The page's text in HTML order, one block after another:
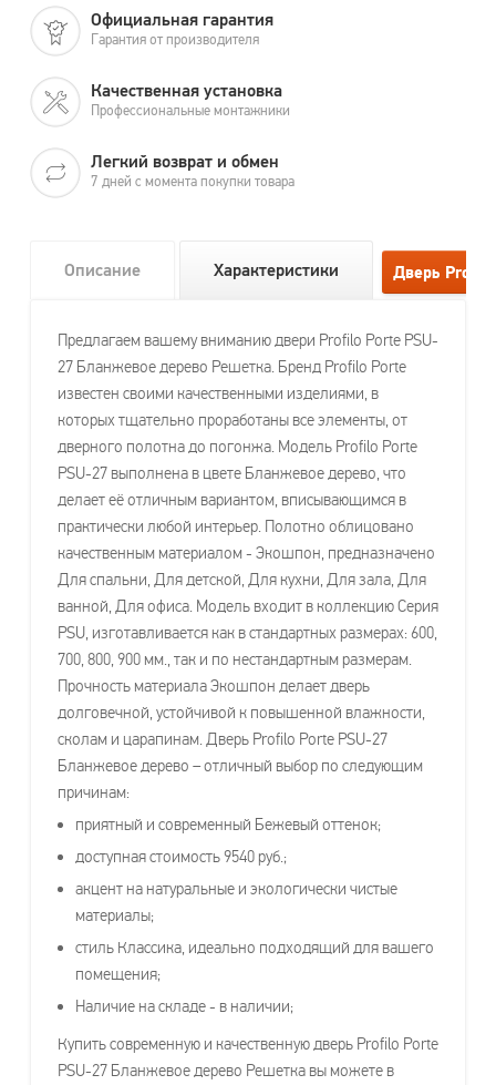
Официальная гарантия
Гарантия от производителя
Качественная установка
Профессиональные монтажники
Легкий возврат и обмен
7 дней с момента покупки товара
Описание Характеристики
Предлагаем вашему вниманию двери Profilo Porte PSU-
27 Бланжевое дерево Решетка. Бренд Profilo Porte
известен своими качественными изделиями, в
которых тщательно проработаны все элементы, от
дверного полотна до погонжа. Модель Profilo Porte
PSU-27 выполнена в цвете Бланжевое дерево, что
делает её отличным вариантом, вписывающимся в
практически любой интерьер. Полотно облицовано
качественным материалом - Экошпон, предназначено
Для спальни, Для детской, Для кухни, Для зала, Для
ванной, Для офиса. Модель входит в коллекцию Серия
PSU, изготавливается как в стандартных размерах: 600,
700, 800, 900 мм., так и по нестандартным размерам.
Прочность материала Экошпон делает дверь
долговечной, устойчивой к повышенной влажности,
сколам и царапинам. Дверь Profilo Porte PSU-27
Бланжевое дерево – отличный выбор по следующим
причинам:
приятный и современный Бежевый оттенок;
доступная стоимость 9540 руб.;
акцент на натуральные и экологически чистые
материалы;
стиль Классика, идеально подходящий для вашего
помещения;
Наличие на складе - в наличии;
Купить современную и качественную дверь Profilo Porte
PSU-27 Бланжевое дерево Решетка вы можете в